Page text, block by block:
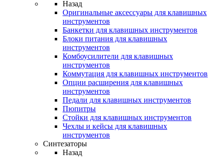
Назад
Оригинальные аксессуары для клавишных
инструментов
Банкетки для клавишных инструментов
Блоки питания для клавишных
инструментов
Комбоусилители для клавишных
инструментов
Коммутация для клавишных инструментов
Опции расширения для клавишных
инструментов
Педали для клавишных инструментов
Пюпитры
Стойки для клавишных инструментов
Чехлы и кейсы для клавишных
инструментов
Синтезаторы
Назад